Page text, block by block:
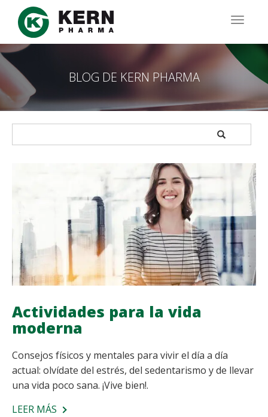
Pasar
contenido
principal
BLOG DE KERN PHARMA
APPLY
Actividades para la vida
moderna
Consejos físicos y mentales para vivir el día a día
actual: olvídate del estrés, del sedentarismo y de llevar
una vida poco sana. ¡Vive bien!.
LEER MÁS SOBRE